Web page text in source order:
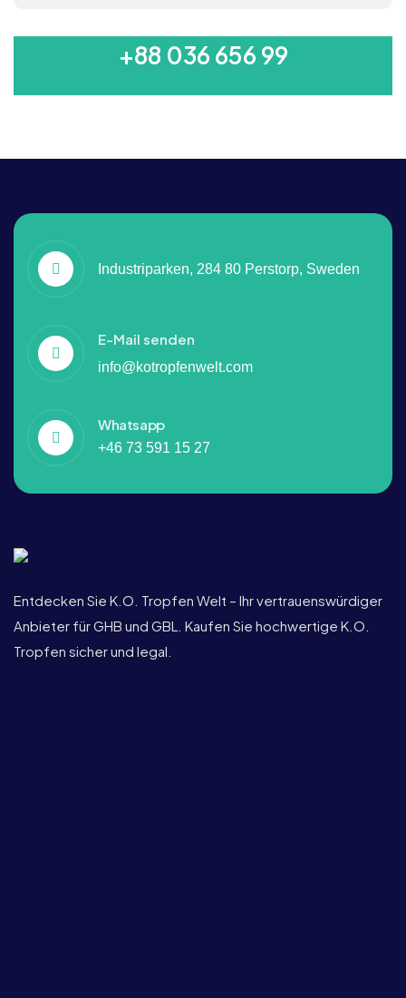
+88 036 656 99
Industriparken, 284 80 Perstorp, Sweden
E-Mail senden
info@kotropfenwelt.com
Whatsapp
+46 73 591 15 27
Entdecken Sie K.O. Tropfen Welt – Ihr vertrauenswürdiger
Anbieter für GHB und GBL. Kaufen Sie hochwertige K.O.
Tropfen sicher und legal.